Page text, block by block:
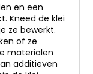
en een
Kneed de klei
ze bewerkt.
of ze
materialen
additieven